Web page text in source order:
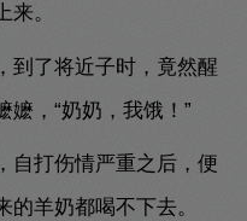
。
到了将近子时，竟然醒
嬷，“奶奶，我饿！”
自打伤情严重之后，便
羊奶都喝不下去。